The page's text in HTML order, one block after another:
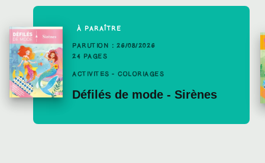
À PARAÎTRE
PARUTION : 26/08/2026
24 PAGES
ACTIVITÉS - COLORIAGES
Défilés de mode - Sirènes